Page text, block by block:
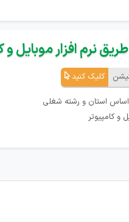
نرم افزار موبایل
کلیک کنید
اساس استان و رشته شغلی
و کامپیوتر